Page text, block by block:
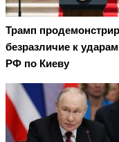
Трамп
безразличие к
РФ по Киеву